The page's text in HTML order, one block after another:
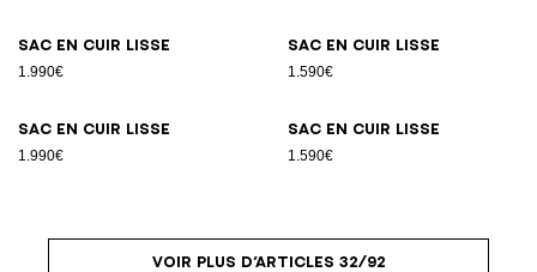
Sac en cuir lisse
1.990€
Sac en cuir lisse
1.590€
Sac en cuir lisse
1.990€
Sac en cuir lisse
1.590€
VOIR PLUS D’ARTICLES 32/92